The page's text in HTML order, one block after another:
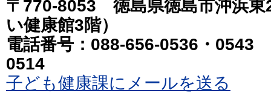
〒770-8053 徳島県徳島市沖浜東
い健康館3階）
電話番号：088-656-0536・
0514
子ども健康課にメールを送る